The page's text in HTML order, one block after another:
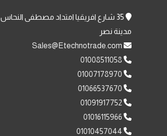
35 شارع افريقيا امتداد مصطفى النحاس
مدينة نصر
01008511058
01007178970
01066537670
01091917752
01016115966
01010457044